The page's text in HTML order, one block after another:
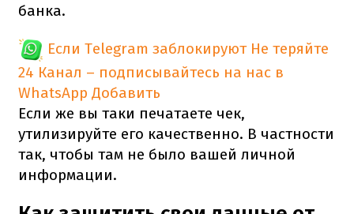
банка.
Если Telegram заблокируют Не теряйте
24 Канал – подписывайтесь на нас в
WhatsApp Добавить
Если же вы таки печатаете чек,
утилизируйте его качественно. В частности
так, чтобы там не было вашей личной
информации.